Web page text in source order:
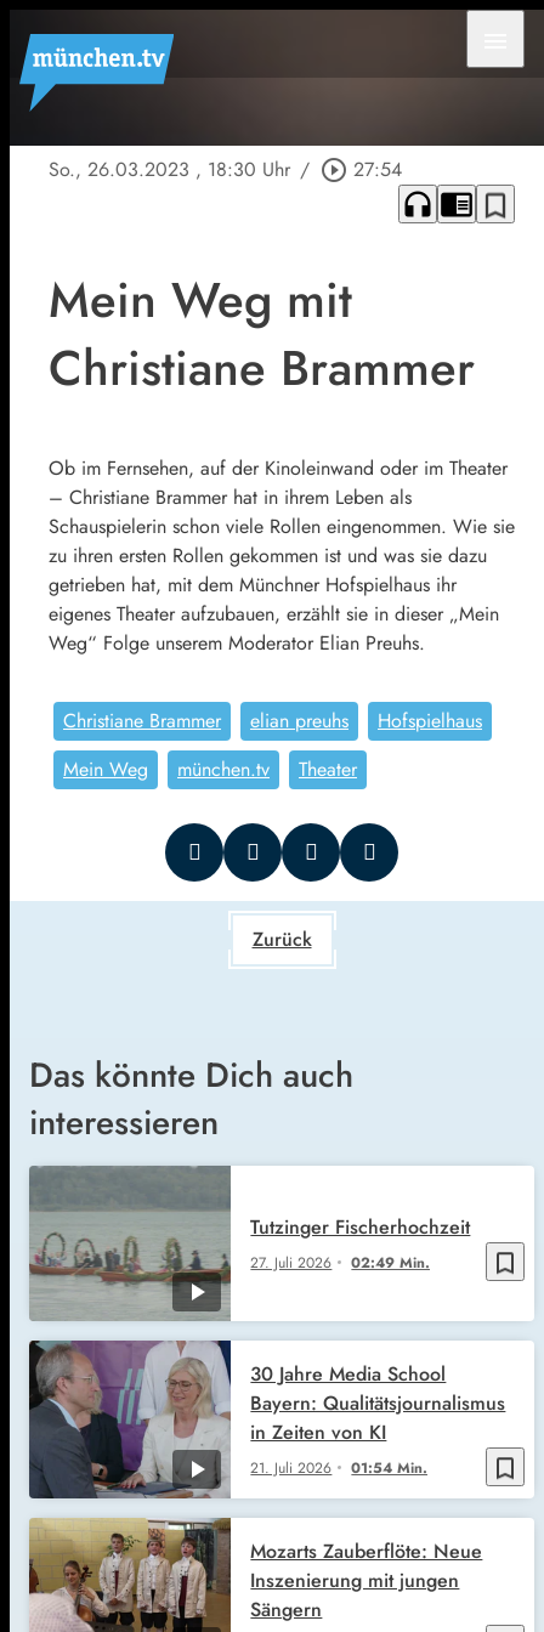
So., 26.03.2023 , 18:30 Uhr / play_circle_outline 27:54
headphones chrome_reader_mode bookmark_border
Mein Weg mit
Christiane Brammer
Ob im Fernsehen, auf der Kinoleinwand oder im Theater
– Christiane Brammer hat in ihrem Leben als
Schauspielerin schon viele Rollen eingenommen. Wie sie
zu ihren ersten Rollen gekommen ist und was sie dazu
getrieben hat, mit dem Münchner Hofspielhaus ihr
eigenes Theater aufzubauen, erzählt sie in dieser „Mein
Weg“ Folge unserem Moderator Elian Preuhs.
Christiane Brammer elian preuhs
Hofspielhaus
Mein Weg
münchen.tv Theater
Zurück
Das könnte Dich auch
interessieren
bookmark_border
27. Juli 2026 02:49 Min.
Tutzinger Fischerhochzeit
bookmark_border
21. Juli 2026 01:54 Min.
30 Jahre Media School
Bayern: Qualitätsjournalismus
in Zeiten von KI
Mozarts Zauberflöte: Neue
Inszenierung mit jungen
Sängern